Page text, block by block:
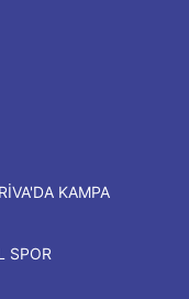
KAMPA
SPOR